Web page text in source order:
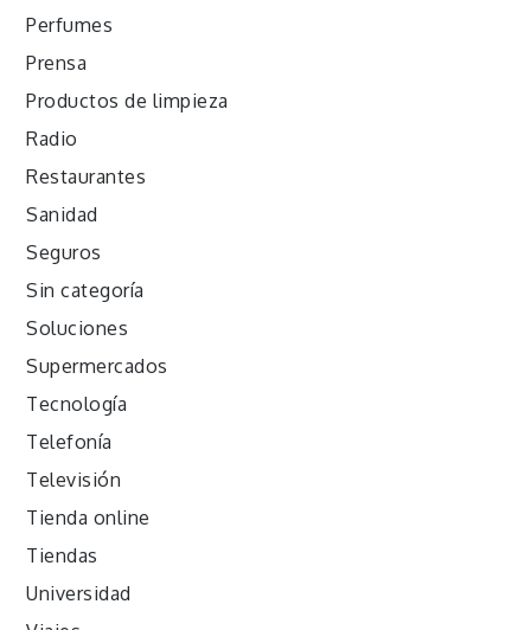
Perfumes
Prensa
Productos de limpieza
Radio
Restaurantes
Sanidad
Seguros
Sin categoría
Soluciones
Supermercados
Tecnología
Telefonía
Televisión
Tienda online
Tiendas
Universidad